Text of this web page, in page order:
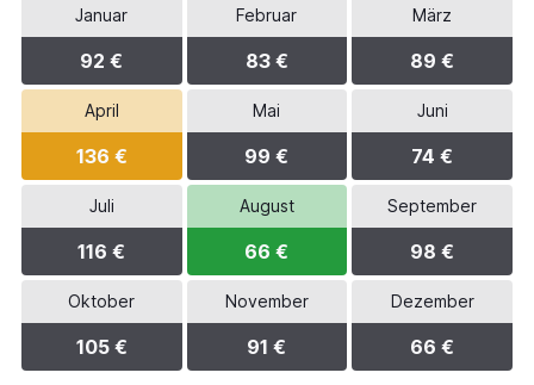
Januar
92 €
Februar
83 €
März
89 €
April
136 €
Mai
99 €
Juni
74 €
Juli
116 €
August
66 €
September
98 €
Oktober
105 €
November
91 €
Dezember
66 €